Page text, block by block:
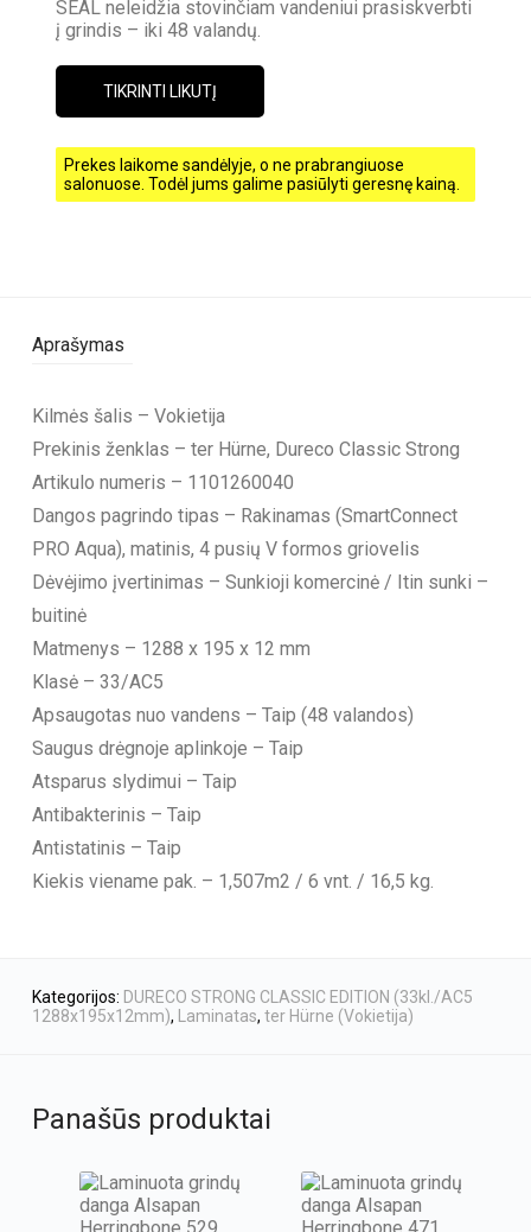
SEAL neleidžia stovinčiam vandeniui prasiskverbti
į grindis – iki 48 valandų.
TIKRINTI LIKUTĮ
Prekes laikome sandėlyje, o ne prabrangiuose
salonuose. Todėl jums galime pasiūlyti geresnę kainą.
Aprašymas
Kilmės šalis – Vokietija
Prekinis ženklas – ter Hürne, Dureco Classic Strong
Artikulo numeris – 1101260040
Dangos pagrindo tipas – Rakinamas (SmartConnect
PRO Aqua), matinis, 4 pusių V formos griovelis
Dėvėjimo įvertinimas – Sunkioji komercinė / Itin sunki –
buitinė
Matmenys – 1288 x 195 x 12 mm
Klasė – 33/AC5
Apsaugotas nuo vandens – Taip (48 valandos)
Saugus drėgnoje aplinkoje – Taip
Atsparus slydimui – Taip
Antibakterinis – Taip
Antistatinis – Taip
Kiekis viename pak. – 1,507m2 / 6 vnt. / 16,5 kg.
Kategorijos: DURECO STRONG CLASSIC EDITION (33kl./AC5
1288x195x12mm), Laminatas, ter Hürne (Vokietija)
Panašūs produktai